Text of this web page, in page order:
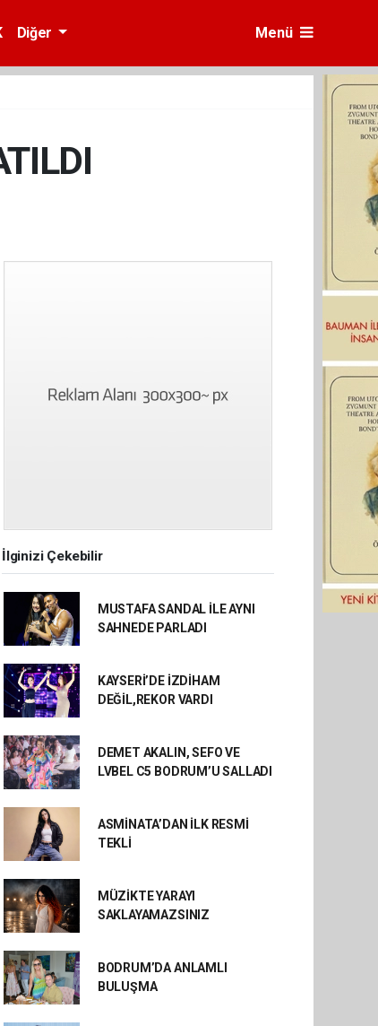
Diğer Menü
İlginizi Çekebilir
MUSTAFA SANDAL İLE AYNI
SAHNEDE PARLADI
KAYSERİ’DE İZDİHAM
DEĞİL,REKOR VARDI
DEMET AKALIN, SEFO VE
LVBEL C5 BODRUM’U SALLADI
ASMİNATA’DAN İLK RESMİ
TEKLİ
MÜZİKTE YARAYI
SAKLAYAMAZSINIZ
BODRUM’DA ANLAMLI
BULUŞMA